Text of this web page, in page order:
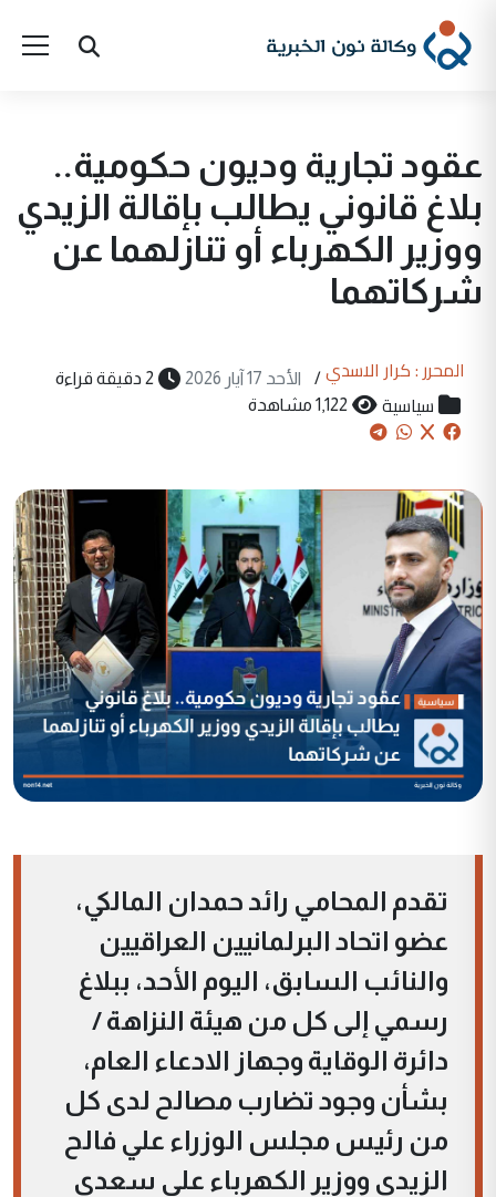
عقود تجارية وديون حكومية..
بلاغ قانوني يطالب بإقالة الزيدي
ووزير الكهرباء أو تنازلهما عن
شركاتهما
المحرر : كرار الاسدي / الأحد 17 آيار 2026 2 دقيقة قراءة
سياسية 1,122 مشاهدة
تقدم المحامي رائد حمدان المالكي،
عضو اتحاد البرلمانيين العراقيين
والنائب السابق، اليوم الأحد، ببلاغ
رسمي إلى كل من هيئة النزاهة /
دائرة الوقاية وجهاز الادعاء العام،
بشأن وجود تضارب مصالح لدى كل
من رئيس مجلس الوزراء علي فالح
الزيدي ووزير الكهرباء علي سعدي